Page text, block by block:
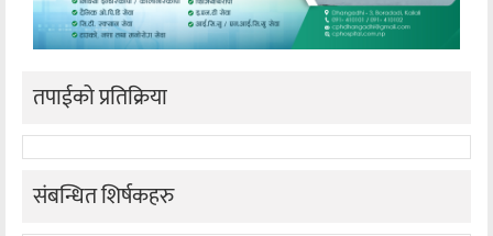
तपाईको प्रतिक्रिया
संबन्धित शिर्षकहरु